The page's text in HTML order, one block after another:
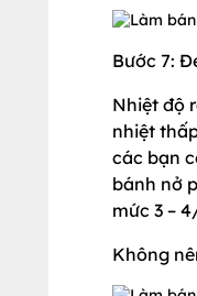
Bước 7:
Nhiệt độ
nhiệt
các bạn
bánh nở
mức 3 –
Không